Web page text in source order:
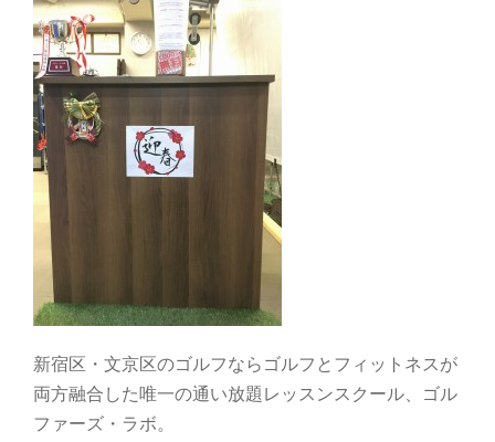
新宿区・文京区のゴルフならゴルフとフィットネスが
両方融合した唯一の通い放題レッスンスクール、ゴル
ファーズ・ラボ。